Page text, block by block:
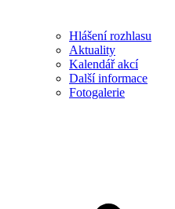
Hlášení rozhlasu
Aktuality
Kalendář akcí
Další informace
Fotogalerie